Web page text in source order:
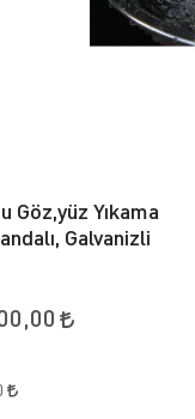
Göz,yüz Yıkama
Galvanizli